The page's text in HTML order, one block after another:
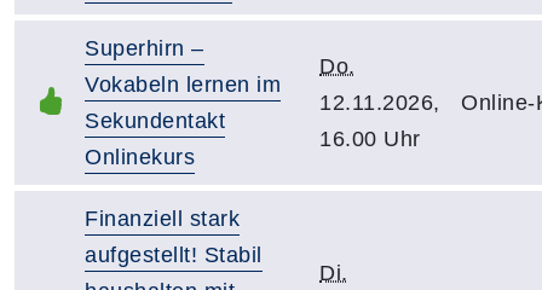
Superhirn –
Vokabeln lernen im
Sekundentakt
Onlinekurs
Do.
12.11.2026,
16.00 Uhr
Online-
Finanziell stark
aufgestellt! Stabil
Di.